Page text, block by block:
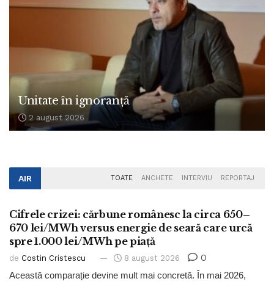
Unitate în ignoranță
2 august 2026
AIR TOATE ANCHETE INTERVIU
REPORTAJ
ANCHETE
Cifrele crizei: cărbune românesc la circa 650–
670 lei/MWh versus energie de seară care urcă
spre 1.000 lei/MWh pe piață
de Costin Cristescu 8 august 2026 0
Această comparație devine mult mai concretă. În mai 2026,